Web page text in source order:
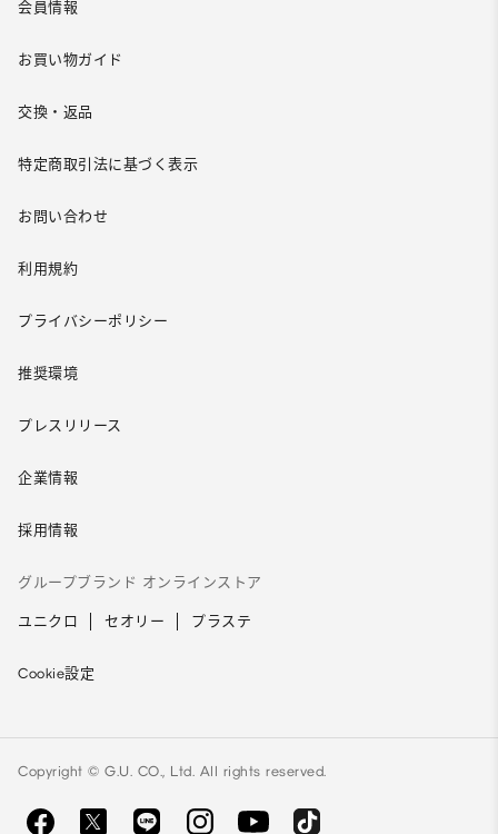
会員情報
お買い物ガイド
交換・返品
特定商取引法に基づく表示
お問い合わせ
利用規約
プライバシーポリシー
推奨環境
プレスリリース
企業情報
採用情報
グループブランド オンラインストア
ユニクロ セオリー プラステ
Cookie設定
Copyright © G.U. CO., Ltd. All rights reserved.